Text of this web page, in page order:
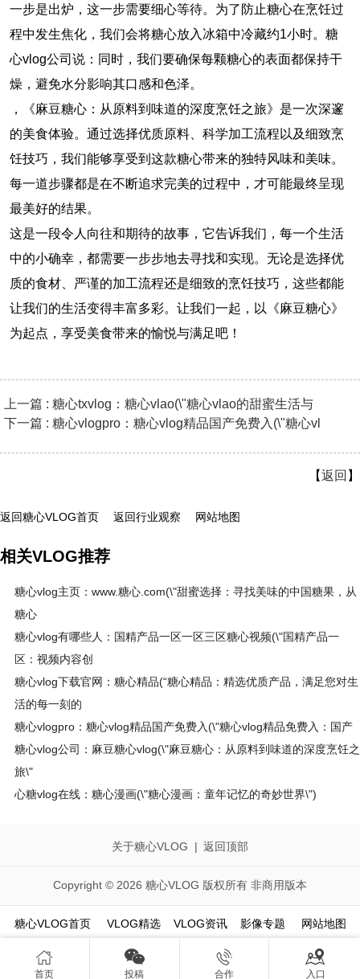
一步是出炉，这一步需要细心等待。为了防止糖心在烹饪过
程中发生焦化，我们会将糖心放入冰箱中冷藏约1小时。糖
心vlog公司说：同时，我们要确保每颗糖心的表面都保持干
燥，避免水分影响其口感和色泽。
，《麻豆糖心：从原料到味道的深度烹饪之旅》是一次深邃
的美食体验。通过选择优质原料、科学加工流程以及细致烹
饪技巧，我们能够享受到这款糖心带来的独特风味和美味。
每一道步骤都是在不断追求完美的过程中，才可能最终呈现
最美好的结果。
这是一段令人向往和期待的故事，它告诉我们，每一个生活
中的小确幸，都需要一步步地去寻找和实现。无论是选择优
质的食材、严谨的加工流程还是细致的烹饪技巧，这些都能
让我们的生活变得丰富多彩。让我们一起，以《麻豆糖心》
为起点，享受美食带来的愉悦与满足吧！
上一篇 : 糖心txvlog：糖心vlao(\"糖心vlao的甜蜜生活与
下一篇 : 糖心vlogpro：糖心vlog精品国产免费入(\"糖心vl
【返回 】
返回糖心VLOG首页 返回行业观察 网站地图
相关VLOG推荐
糖心vlog主页：www.糖心.com(\"甜蜜选择：寻找美味的中国糖果，从
糖心
糖心vlog有哪些人：国精产品一区一区三区糖心视频(\"国精产品一
区：视频内容创
糖心vlog下载官网：糖心精品(“糖心精品：精选优质产品，满足您对生
活的每一刻的
糖心vlogpro：糖心vlog精品国产免费入(\"糖心vlog精品免费入：国产
糖心vlog公司：麻豆糖心vlog(\"麻豆糖心：从原料到味道的深度烹饪之
旅\"
心糖vlog在线：糖心漫画(\"糖心漫画：童年记忆的奇妙世界\")
关于糖心VLOG | 返回顶部
Copyright © 2026 糖心VLOG 版权所有 非商用版本
糖心VLOG首页 VLOG精选 VLOG资讯 影像专题 网站地图

首页

投稿

合作

入口